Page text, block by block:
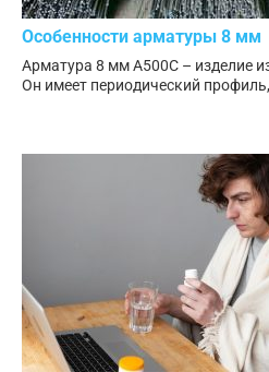
Особенности арматуры 8 мм
Арматура 8 мм А500С – изделие
Он имеет периодический профиль,